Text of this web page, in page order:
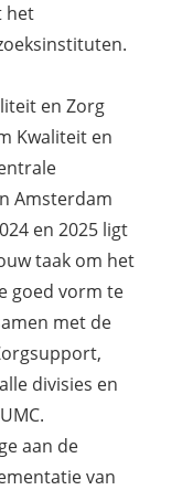
het
en Zorg
Kwaliteit en
Amsterdam
en 2025 ligt
taak om het
goed vorm te
met de
divisies en
aan de
van